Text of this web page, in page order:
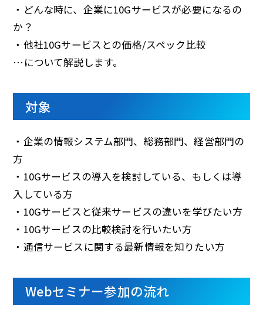
・どんな時に、企業に10Gサービスが必要になるの
か？
・他社10Gサービスとの価格/スペック比較
…について解説します。
対象
・企業の情報システム部門、総務部門、経営部門の
方
・10Gサービスの導入を検討している、もしくは導
入している方
・10Gサービスと従来サービスの違いを学びたい方
・10Gサービスの比較検討を行いたい方
・通信サービスに関する最新情報を知りたい方
Webセミナー参加の流れ